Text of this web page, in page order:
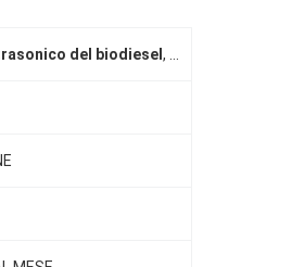
del biodiesel ,